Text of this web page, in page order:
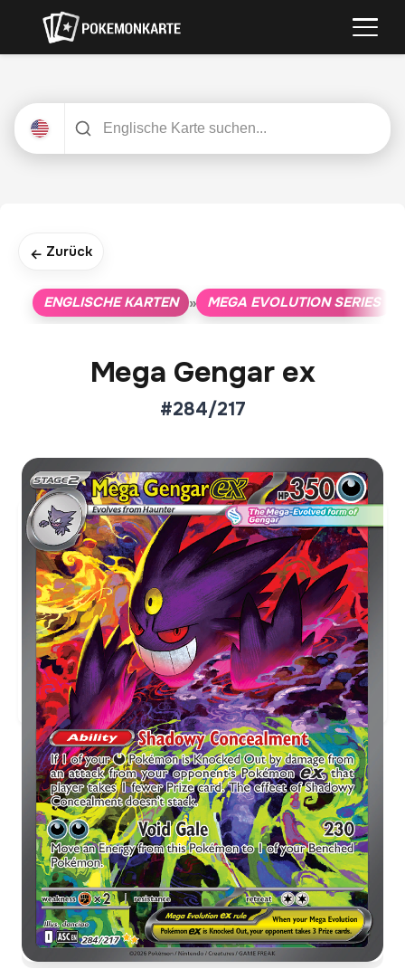
← Zurück
ENGLISCHE KARTEN » MEGA EVOLUTION SERIES
Mega Gengar ex
#284/217
Aktueller Marktpreis
€1.189,10
Holofoil
Preise werden täglich aktualisiert.